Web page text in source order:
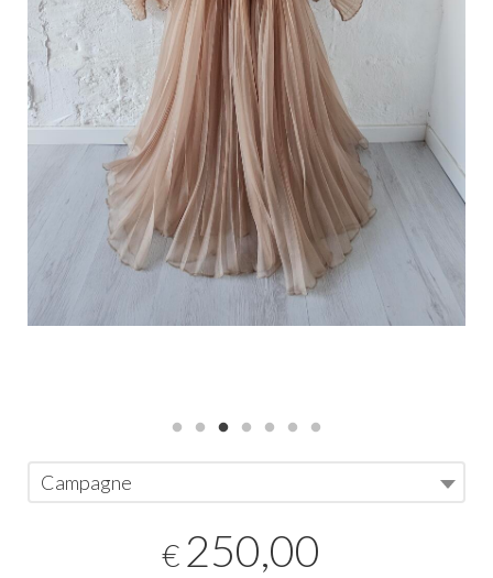
Campagne
€ 250,00